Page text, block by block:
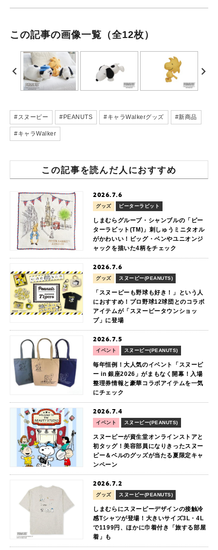
この記事の画像一覧 （全12枚）
#スヌーピー #PEANUTS #キャラWalkerグッズ #新商品
#キャラWalker
この記事を読んだ人におすすめ
2026.7.6
グッズ ピーターラビット
しまむらグループ・シャンブルの「ピー
ターラビット(TM)」刺しゅうミニタオル
がかわいい！ビッグ・ベンやユニオンジ
ャックを描いた4柄をチェック
2026.7.6
グッズ スヌーピー(PEANUTS)
「スヌーピーも野球も好き！」という人
におすすめ！プロ野球12球団とのコラボ
アイテムが「スヌーピータウンショッ
プ」に登場
2026.7.5
イベント スヌーピー(PEANUTS)
毎年恒例！大人気のイベント「スヌーピ
ー in 銀座2026」がまもなく開幕！入場
整理券情報と豪華コラボアイテムを一気
にチェック
2026.7.4
イベント スヌーピー(PEANUTS)
スヌーピーが資生堂オンラインストアと
初タッグ！美容部員になりきったスヌー
ピー＆ベルのグッズが当たる夏限定キャ
ンペーン
2026.7.2
グッズ スヌーピー(PEANUTS)
しまむらにスヌーピーデザインの接触冷
感Tシャツが登場！大きいサイズ3L・4L
で1199円、ほかに巾着付き「旅する部屋
着」も